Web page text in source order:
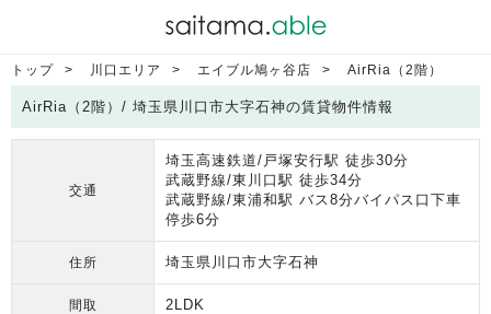
トップ 川口エリア エイブル鳩ヶ谷店 AirRia（2階）
AirRia（2階）/ 埼玉県川口市大字石神の賃貸物件情報
交通
埼玉高速鉄道/戸塚安行駅 徒歩30分
武蔵野線/東川口駅 徒歩34分
武蔵野線/東浦和駅 バス8分バイパス口下車
停歩6分
住所 埼玉県川口市大字石神
間取 2LDK